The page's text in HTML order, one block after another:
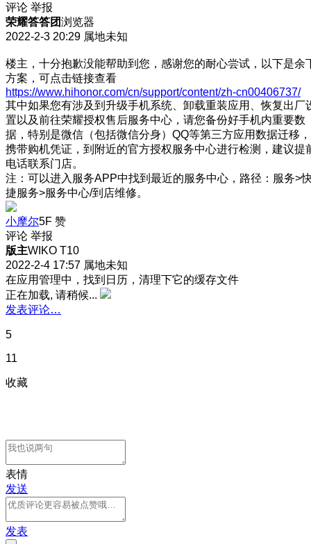
评论 举报
荣耀答答团浏览器
2022-2-3 20:29 属地未知
楼主，十分抱歉没能帮助到您，感谢您的耐心尝试，以下是余
方案，可点击链接查看
https://www.hihonor.com/cn/support/content/zh-cn00406737/
其中如果您有涉及到升级手机系统、卸载重装应用、恢复出厂
置以及前往荣耀授权售后服务中心，请您备份好手机内重要数
据，特别是微信（包括微信分身）QQ等第三方应用数据迁移，
携带购机凭证，到附近的官方授权服务中心进行检测，建议提
电话联系门店。
注：可以进入服务APP中找到最近的服务中心，路径：服务>
捷服务>服务中心/到店维修。
小摩尔5F 赞
评论 举报
版主WIKO T10
2022-2-4 17:57 属地未知
在应用管理中，找到日历，清理下它的缓存文件
正在加载, 请稍候...
发表评论…
5
11
收藏
表情
发送
发表